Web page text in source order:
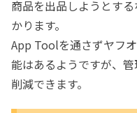
商品を出品しようとす
かります。
App Toolを通さずヤフ
能はあるようですが、
削減できます。